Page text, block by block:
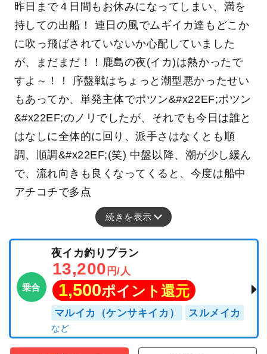
昨日まで４日間もお休みになってしまい、満を
持しての出船！ 連日の風でムギイカ達もどこか
に吹っ飛ばされていないか心配していました
が、まだまだ！！鹿島の夜(イカ)は熱かったで
すよ～！！ 序盤戦はちょっと潮型悪かったせい
もあってか、単発主体でポツン&#x22EF;ポツン
&#x22EF;のノリでしたが、それでも今日は誰と
はなしに全体的に回り、派手さはなくとも順
調、順調&#x22EF;(笑) 中盤以降、潮が少し緩ん
で、流れ向きも良くなってくると、今度は船中
アチコチで多点
続きを表示
乗合
夜イカ釣りプラン
13,200 円/人
1,500ポイント還元
マルイカ（ケンサキイカ） スルメイカ